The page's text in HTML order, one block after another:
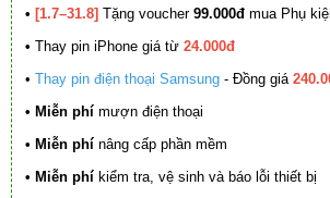
• [1.7–31.8] Tặng voucher 99.000đ mua Phụ
• Thay pin iPhone giá từ 24.000đ
• Thay pin điện thoại Samsung - Đồng giá
• Miễn phí mượn điện thoại
• Miễn phí nâng cấp phần mềm
• Miễn phí kiểm tra, vệ sinh và báo lỗi thiết bị